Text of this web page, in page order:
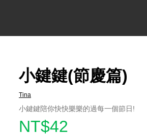
小鍵鍵(節慶篇)
Tina
小鍵鍵陪你快快樂樂的過每一個節日!
NT$42